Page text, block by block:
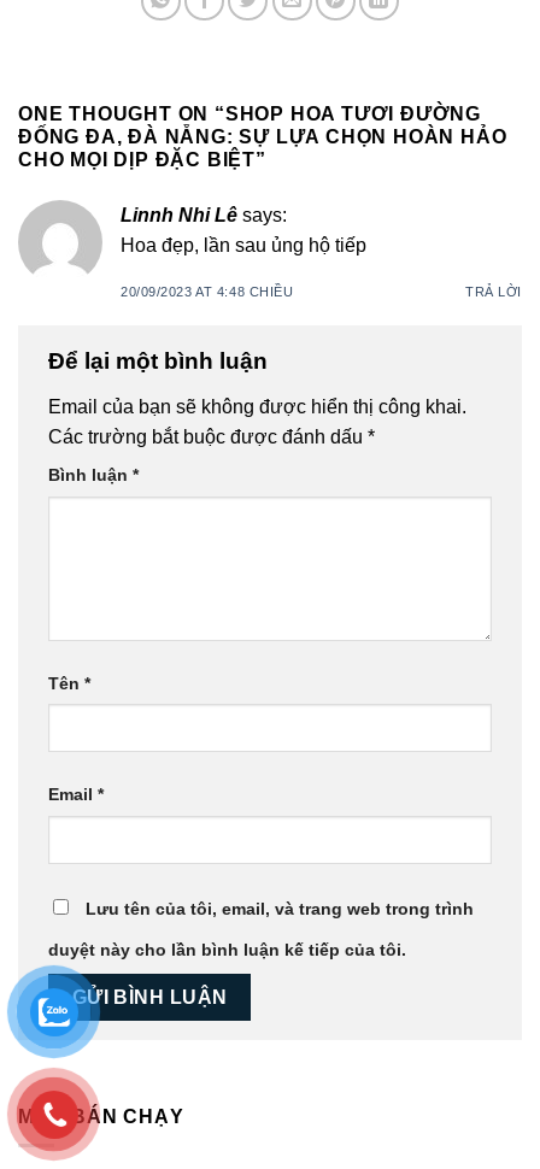
ONE THOUGHT ON “SHOP HOA TƯƠI ĐƯỜNG
ĐỐNG ĐA, ĐÀ NẴNG: SỰ LỰA CHỌN HOÀN HẢO
CHO MỌI DỊP ĐẶC BIỆT”
Linnh Nhi Lê says:
Hoa đẹp, lần sau ủng hộ tiếp
20/09/2023 AT 4:48 CHIỀU TRẢ LỜI
Để lại một bình luận
Email của bạn sẽ không được hiển thị công khai.
Các trường bắt buộc được đánh dấu *
Bình luận *
Tên *
Email *
Lưu tên của tôi, email, và trang web trong trình
duyệt này cho lần bình luận kế tiếp của tôi.
MẪU BÁN CHẠY